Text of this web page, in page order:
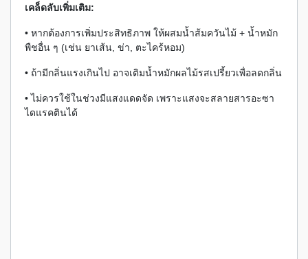
เคล็ดลับเพิ่มเติม:
• หากต้องการเพิ่มประสิทธิภาพ ให้ผสมน้ำส้มควันไม้ + น้ำหมัก
พืชอื่น ๆ (เช่น ยาเส้น, ข่า, ตะไคร้หอม)
• ถ้ามีกลิ่นแรงเกินไป อาจเติมน้ำหมักผลไม้รสเปรี้ยวเพื่อลดกลิ่น
• ไม่ควรใช้ในช่วงมีแสงแดดจัด เพราะแสงจะสลายสารอะซา
ไดแรคตินได้